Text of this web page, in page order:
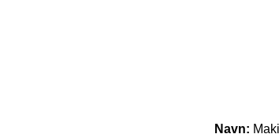
Navn: